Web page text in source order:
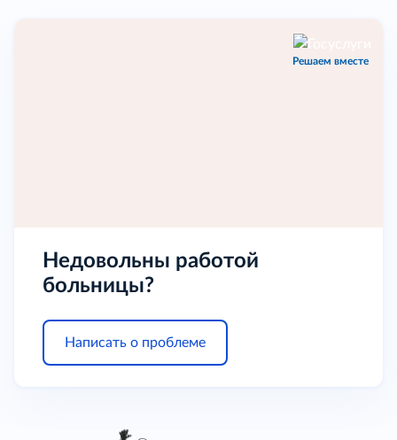
Решаем вместе
Недовольны работой
больницы?
Написать о проблеме